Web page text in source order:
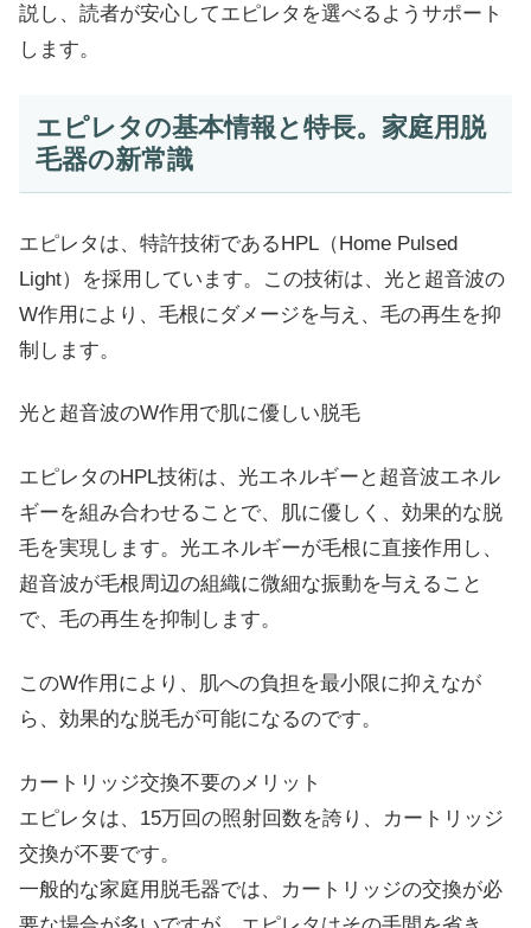
説し、読者が安心してエピレタを選べるようサポート
します。
エピレタの基本情報と特長。家庭用脱
毛器の新常識
エピレタは、特許技術であるHPL（Home Pulsed
Light）を採用しています。この技術は、光と超音波の
W作用により、毛根にダメージを与え、毛の再生を抑
制します。
光と超音波のW作用で肌に優しい脱毛
エピレタのHPL技術は、光エネルギーと超音波エネル
ギーを組み合わせることで、肌に優しく、効果的な脱
毛を実現します。光エネルギーが毛根に直接作用し、
超音波が毛根周辺の組織に微細な振動を与えること
で、毛の再生を抑制します。
このW作用により、肌への負担を最小限に抑えなが
ら、効果的な脱毛が可能になるのです。
カートリッジ交換不要のメリット
エピレタは、15万回の照射回数を誇り、カートリッジ
交換が不要です。
一般的な家庭用脱毛器では、カートリッジの交換が必